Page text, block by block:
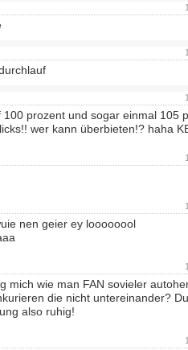
100 prozent und sogar einmal 105
wer kann überbieten!? haha
nen geier ey loooooool
mich wie man FAN sovieler
die nicht untereinander?
also ruhig!